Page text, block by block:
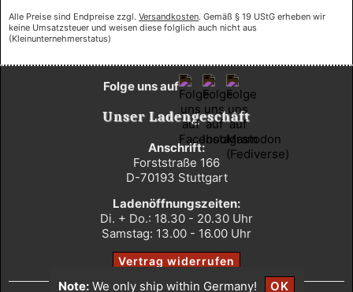
Alle Preise sind Endpreise zzgl. Versandkosten. Gemäß § 19 UStG erheben wir
keine Umsatzsteuer und weisen diese folglich auch nicht aus
(Kleinunternehmerstatus)
Unser Ladengeschäft
Anschrift:
Forststraße 166
D-70193 Stuttgart
Ladenöffnungszeiten:
Di. + Do.: 18.30 - 20.30 Uhr
Samstag: 13.00 - 16.00 Uhr
Vertrag widerrufen
Folge uns auf
Note: We only ship within Germany! OK